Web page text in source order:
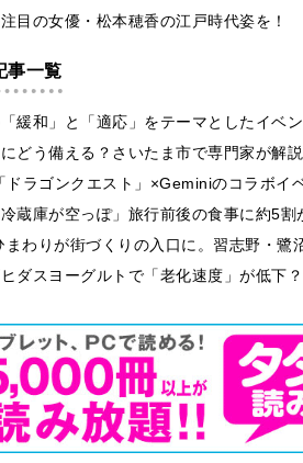
目の女優・松本穂香の江戸時代姿を！
事一覧
緩和」と「適応」をテーマとしたイベ
どう備える？さいたま市で専門家が解
ドラゴンクエスト」×Geminiのコラボイ
冷蔵庫が空っぽ」旅行前後の食事に約5
まわりが街づくりの入口に。習志野・
ダスヨーグルトで「老化速度」が低